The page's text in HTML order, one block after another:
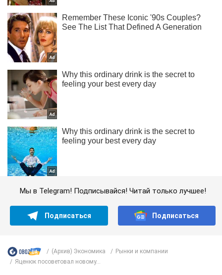
Мы в Telegram! Подписывайся! Читай только лучшее!
Подписаться Подписаться
(Архив) Экономика
Рынки и компании
Яценюк посоветовал новому...